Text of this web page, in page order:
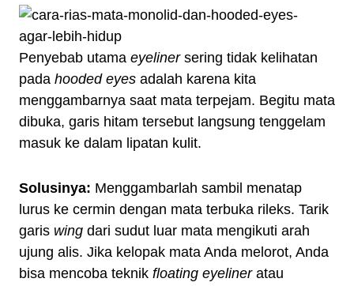
Penyebab utama eyelinersering tidak kelihatan
pada hooded eyes adalah karena kita
menggambarnya saat mata terpejam. Begitu mata
dibuka, garis hitam tersebut langsung tenggelam
masuk ke dalam lipatan kulit.
Solusinya: Menggambarlah sambil menatap
lurus ke cermin dengan mata terbuka rileks. Tarik
garis wing dari sudut luar mata mengikuti arah
ujung alis. Jika kelopak mata Anda melorot, Anda
bisa mencoba teknik floating eyelineratau